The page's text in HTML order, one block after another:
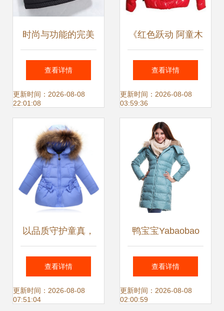
时尚与功能的完美
融合 花花公子男士
短款羽绒服评测
查看详情
更新时间：2026-08-08
22:01:08
《红色跃动 阿童木
IT撞色羽绒外套穿
搭解析》
查看详情
更新时间：2026-08-08
03:59:36
以品质守护童真，
金联维品会中长款
毛领羽绒服温暖女
查看详情
更新时间：2026-08-08
07:51:04
鸭宝宝Yabaobao
反季清仓 湖水绿修
身羽绒服，兼具温
查看详情
更新时间：2026-08-08
02:00:59